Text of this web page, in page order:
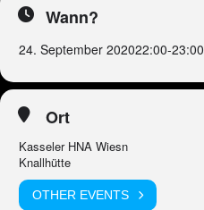
Wann?
24. September 202022:00-23:00
Ort
Kasseler HNA Wiesn
Knallhütte
OTHER EVENTS